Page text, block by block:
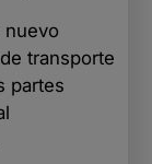
nuevo
transporte
partes